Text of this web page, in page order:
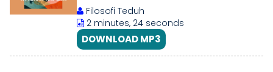
Filosofi Teduh
2 minutes, 24 seconds
DOWNLOAD MP3